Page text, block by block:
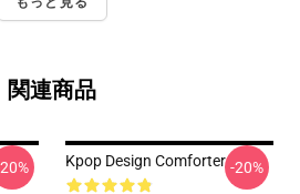
関連商品
Kpop Design Comforter -20%